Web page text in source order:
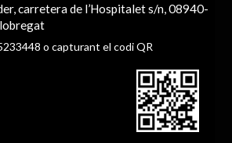
carretera de l’Hospitalet s/n, 08940-
o capturant el codi QR